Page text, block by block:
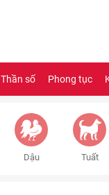
Thần số Phong tục
Dậu Tuất